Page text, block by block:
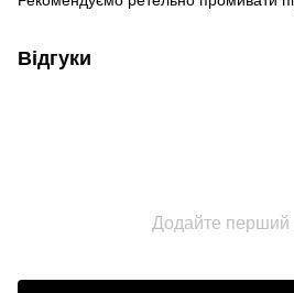
Відгуки
Додайте перший